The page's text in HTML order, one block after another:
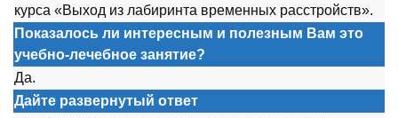
курса «Выход из лабиринта временных расстройств».
Показалось ли интересным и полезным Вам это
учебно-лечебное занятие?
Да.
Дайте развернутый ответ